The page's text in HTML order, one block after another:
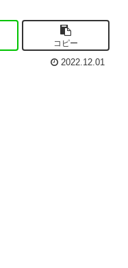
コピー
2022.12.01